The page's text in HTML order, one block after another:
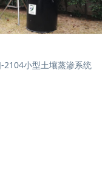
2104小型土壤蒸渗系统